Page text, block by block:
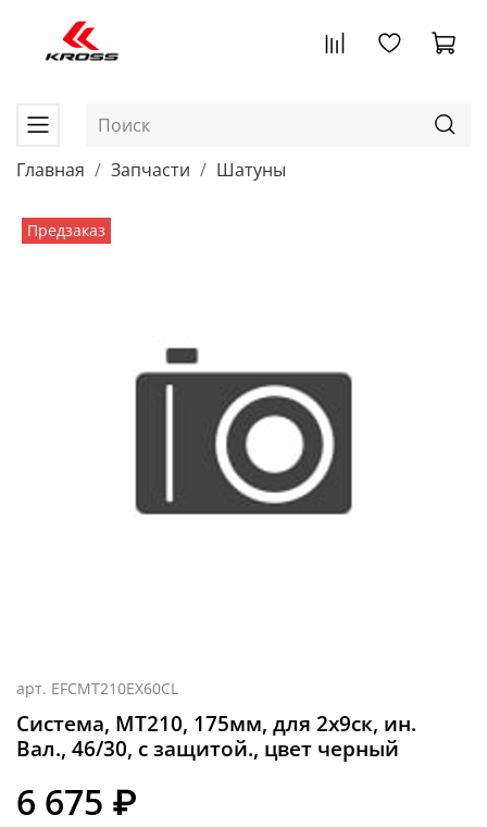
Главная Запчасти Шатуны
Предзаказ
арт. EFCMT210EX60CL
Система, MT210, 175мм, для 2x9ск, ин.
Вал., 46/30, с защитой., цвет черный
6 675 ₽